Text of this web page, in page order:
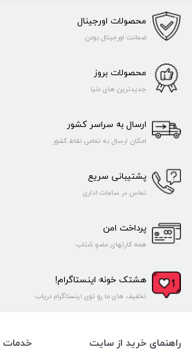
محصولات اورجینال
ضمانت اورجینال بودن
محصولات بروز
جدیدترین های دنیا
ارسال به سراسر کشور
امکان ارسال به تمامی نقاط کشور
پشتیبانی سریع
تماس در ساعات اداری
پرداخت امن
همه کارتهای عضو شتاب
هشتک خونه اینستاگرام!
تخفیف های ما رو توی اینستاگرام دریاب
راهنمای خرید از سایت خدمات